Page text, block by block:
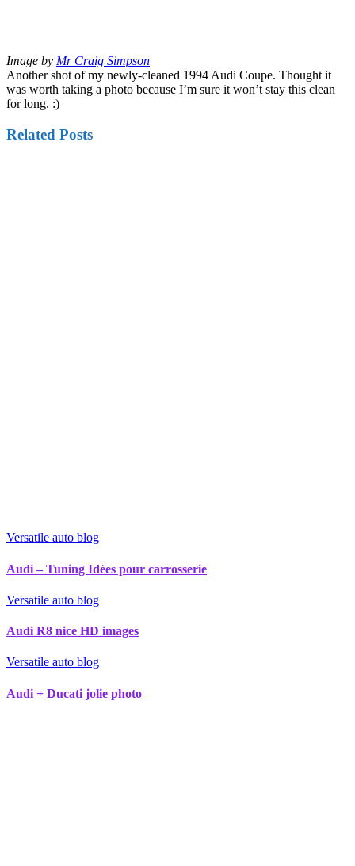
Image by Mr Craig Simpson
Another shot of my newly-cleaned 1994 Audi Coupe. Thought it
was worth taking a photo because I’m sure it won’t stay this clean
for long. :)
Related Posts
Versatile auto blog
Audi – Tuning Idées pour carrosserie
Versatile auto blog
Audi R8 nice HD images
Versatile auto blog
Audi + Ducati jolie photo